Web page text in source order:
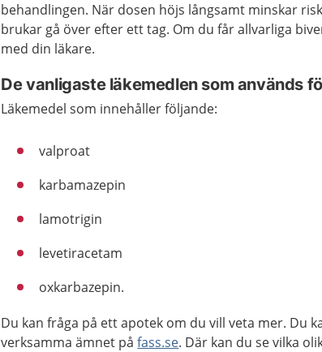
behandlingen. När dosen höjs långsamt minskar
brukar gå över efter ett tag. Om du får allvarliga
med din läkare.
De vanligaste läkemedlen som används
Läkemedel som innehåller följande:
valproat
karbamazepin
lamotrigin
levetiracetam
oxkarbazepin.
Du kan fråga på ett apotek om du vill veta mer. Du
verksamma ämnet påfass.se. Där kan du se vilka